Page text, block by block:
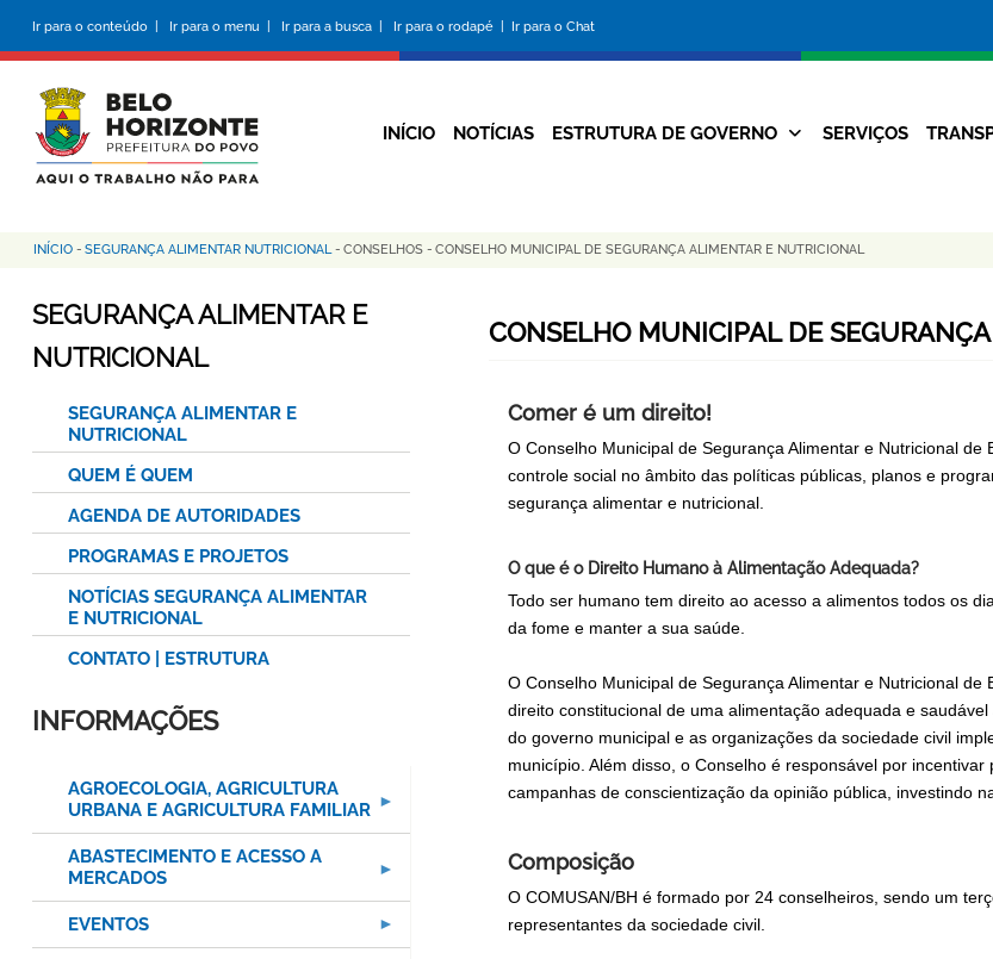
conteúdo
principal
Ir para o conteúdo | Ir para o menu | Ir para a busca | Ir para o rodapé | Ir para o Chat
da
Prefeitura
Navegação
INÍCIO NOTÍCIAS ESTRUTURA DE GOVERNO SERVIÇOS
Trilha
de
navegação
INÍCIO - SEGURANÇA ALIMENTAR NUTRICIONAL - CONSELHOS - CONSELHO MUNICIPAL DE SEGURANÇA ALIMENTAR E NUTRICIONAL
CONSELHO MUNICIPAL DE
Comer é um direito!
O Conselho Municipal de Segurança Alimentar e Nutricional
controle social no âmbito das políticas públicas, planos e
segurança alimentar e nutricional.
O que é o Direito Humano à Alimentação Adequada?
Todo ser humano tem direito ao acesso a alimentos todos os
da fome e manter a sua saúde.
O Conselho Municipal de Segurança Alimentar e Nutricional
direito constitucional de uma alimentação adequada e
do governo municipal e as organizações da sociedade civil
município. Além disso, o Conselho é responsável por
campanhas de conscientização da opinião pública, investindo
Composição
O COMUSAN/BH é formado por 24 conselheiros, sendo um
representantes da sociedade civil.
SEGURANÇA ALIMENTAR E
NUTRICIONAL
SEGURANÇA ALIMENTAR E
NUTRICIONAL
QUEM É QUEM
AGENDA DE AUTORIDADES
PROGRAMAS E PROJETOS
NOTÍCIAS SEGURANÇA ALIMENTAR
E NUTRICIONAL
CONTATO | ESTRUTURA
INFORMAÇÕES
AGROECOLOGIA, AGRICULTURA
URBANA E AGRICULTURA FAMILIAR
ABASTECIMENTO E ACESSO A
MERCADOS
EVENTOS